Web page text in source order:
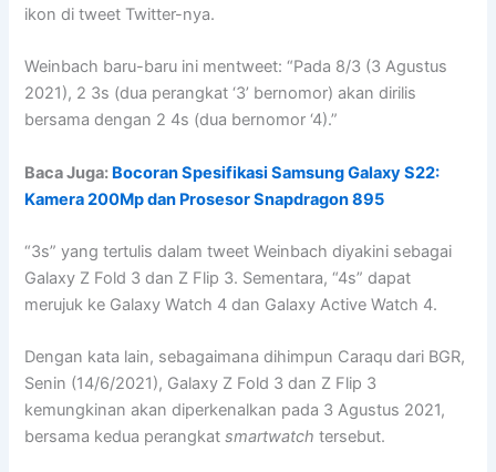
ikon di tweet Twitter-nya.
Weinbach baru-baru ini mentweet: “Pada 8/3 (3 Agustus
2021), 2 3s (dua perangkat ‘3’ bernomor) akan dirilis
bersama dengan 2 4s (dua bernomor ‘4).”
Baca Juga: Bocoran Spesifikasi Samsung Galaxy S22:
Kamera 200Mp dan Prosesor Snapdragon 895
“3s” yang tertulis dalam tweet Weinbach diyakini sebagai
Galaxy Z Fold 3 dan Z Flip 3. Sementara, “4s” dapat
merujuk ke Galaxy Watch 4 dan Galaxy Active Watch 4.
Dengan kata lain, sebagaimana dihimpun Caraqu dari BGR,
Senin (14/6/2021), Galaxy Z Fold 3 dan Z Flip 3
kemungkinan akan diperkenalkan pada 3 Agustus 2021,
bersama kedua perangkatsmartwatchtersebut.